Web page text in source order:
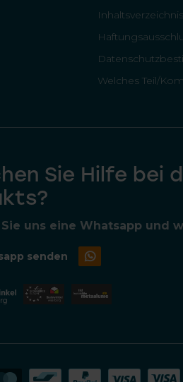
Inhaltsverzeichnis
Welches Teil/
Sie Hilfe bei
uns eine Whatsapp und
senden